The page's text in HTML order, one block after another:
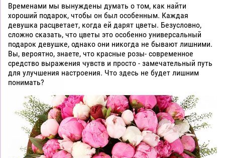
Временами мы вынуждены думать о том, как найти
хороший подарок, чтобы он был особенным. Каждая
девушка расцветает, когда ей дарят цветы. Безусловно,
сложно сказать, что цветы это особенно универсальный
подарок девушке, однако они никогда не бывают лишними.
Вы, вероятно, знаете, что красные розы- современное
средство выражения чувств и просто - замечательный путь
для улучшения настроения. Что здесь не будет лишним
понимать?